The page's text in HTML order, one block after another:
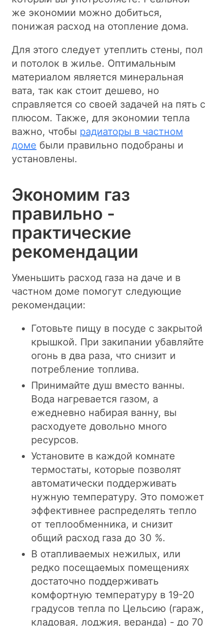
же экономии можно добиться,
понижая расход на отопление дома.
Для этого следует утеплить стены, пол
и потолок в жилье. Оптимальным
материалом является минеральная
вата, так как стоит дешево, но
справляется со своей задачей на пять с
плюсом. Также, для экономии тепла
важно, чтобы радиаторы в частном
доме были правильно подобраны и
установлены.
Экономим газ
правильно -
практические
рекомендации
Уменьшить расход газа на даче и в
частном доме помогут следующие
рекомендации:
Готовьте пищу в посуде с закрытой
крышкой. При закипании убавляйте
огонь в два раза, что снизит и
потребление топлива.
Принимайте душ вместо ванны.
Вода нагревается газом, а
ежедневно набирая ванну, вы
расходуете довольно много
ресурсов.
Установите в каждой комнате
термостаты, которые позволят
автоматически поддерживать
нужную температуру. Это поможет
эффективнее распределять тепло
от теплообменника, и снизит
общий расход газа до 30 %.
В отапливаемых нежилых, или
редко посещаемых помещениях
достаточно поддерживать
комфортную температуру в 19-20
градусов тепла по Цельсию (гараж,
кладовая, лоджия, веранда) - до 70